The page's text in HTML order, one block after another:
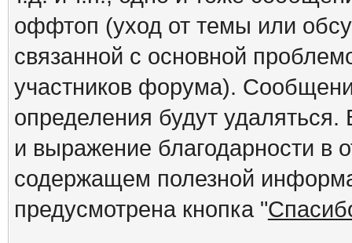
оффтоп (уход от темы или
связанной с основной
участников форума).
определения будут
и выражение благодарности в
содержащем полезной
предусмотрена кнопка "